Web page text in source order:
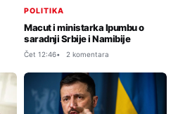
POLITIKA
Macut i ministarka Ipumbu o
saradnji Srbije i Namibije
Čet 12:46 2 komentara